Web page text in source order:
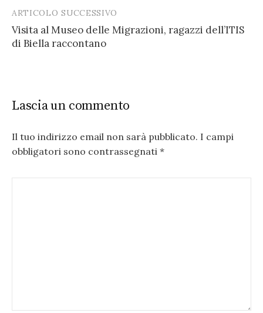
ARTICOLO SUCCESSIVO
Visita al Museo delle Migrazioni, ragazzi dell’ITIS
di Biella raccontano
Lascia un commento
Il tuo indirizzo email non sarà pubblicato. I campi
obbligatori sono contrassegnati *